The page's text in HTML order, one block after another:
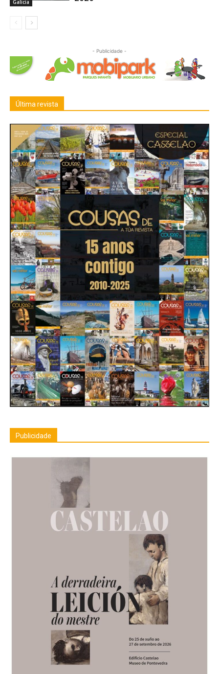
Galicia
- Publicidade -
Última revista
Publicidade